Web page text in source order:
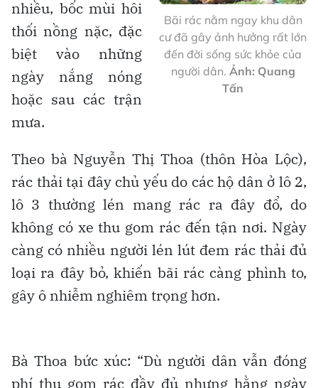
Bãi rác nằm ngay khu dân
cư đã gây ảnh hưởng rất lớn
đến đời sống sức khỏe của
người dân. Ảnh: Quang
Tấn
nhiều, bốc mùi hôi
thối nồng nặc, đặc
biệt vào những
ngày nắng nóng
hoặc sau các trận
mưa.
Theo bà Nguyễn Thị Thoa (thôn Hòa Lộc),
rác thải tại đây chủ yếu do các hộ dân ở lô 2,
lô 3 thường lén mang rác ra đây đổ, do
không có xe thu gom rác đến tận nơi. Ngày
càng có nhiều người lén lút đem rác thải đủ
loại ra đây bỏ, khiến bãi rác càng phình to,
gây ô nhiễm nghiêm trọng hơn.
Bà Thoa bức xúc: “Dù người dân vẫn đóng
phí thu gom rác đầy đủ nhưng hằng ngày